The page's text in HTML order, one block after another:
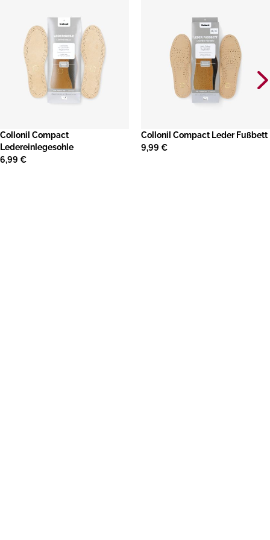
Collonil Compact
Ledereinlegesohle
6,99 €
Collonil Compact Leder Fußbett
9,99 €